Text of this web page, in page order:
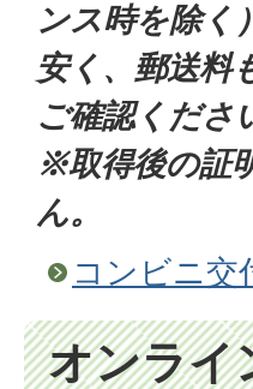
ンス時を除く
安く、郵送料
ご確認くださ
※取得後の証
ん。
コンビニ交
オンライ